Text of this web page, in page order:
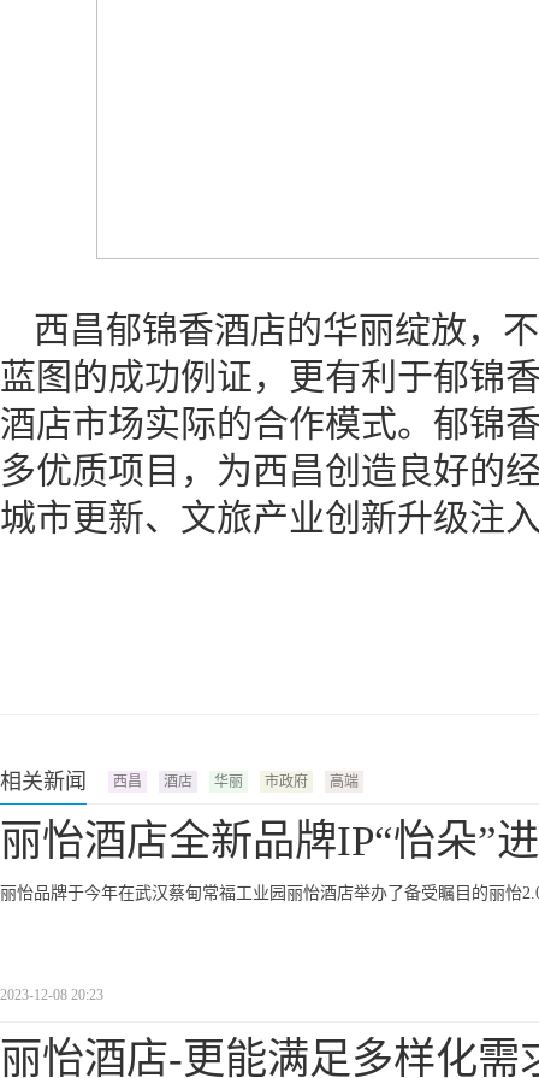
西昌郁锦香酒店的华丽绽放，
蓝图的成功例证，更有利于郁锦
酒店市场实际的合作模式。郁锦
多优质项目，为西昌创造良好的
城市更新、文旅产业创新升级注
相关新闻 西昌 酒店 华丽 市政府 高端
丽怡酒店全新品牌IP“怡朵”
丽怡品牌于今年在武汉蔡甸常福工业园丽怡酒店举办了备受瞩目的丽怡
2023-12-08 20:23
丽怡酒店-更能满足多样化需